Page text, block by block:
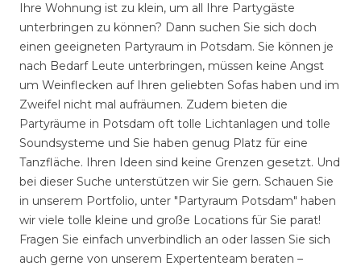
Ihre Wohnung ist zu klein, um all Ihre Partygäste
unterbringen zu können? Dann suchen Sie sich doch
einen geeigneten Partyraum in Potsdam. Sie können je
nach Bedarf Leute unterbringen, müssen keine Angst
um Weinflecken auf Ihren geliebten Sofas haben und im
Zweifel nicht mal aufräumen. Zudem bieten die
Partyräume in Potsdam oft tolle Lichtanlagen und tolle
Soundsysteme und Sie haben genug Platz für eine
Tanzfläche. Ihren Ideen sind keine Grenzen gesetzt. Und
bei dieser Suche unterstützen wir Sie gern. Schauen Sie
in unserem Portfolio, unter "Partyraum Potsdam" haben
wir viele tolle kleine und große Locations für Sie parat!
Fragen Sie einfach unverbindlich an oder lassen Sie sich
auch gerne von unserem Expertenteam beraten –